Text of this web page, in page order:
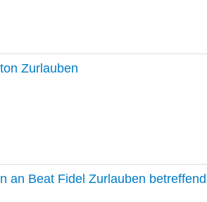
Zurlauben
an Beat Fidel Zurlauben